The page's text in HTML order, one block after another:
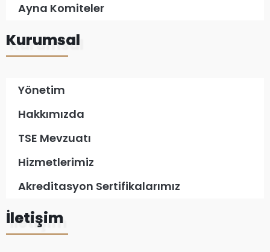
Ayna Komiteler
Kurumsal
Yönetim
Hakkımızda
TSE Mevzuatı
Hizmetlerimiz
Akreditasyon Sertifikalarımız
İletişim